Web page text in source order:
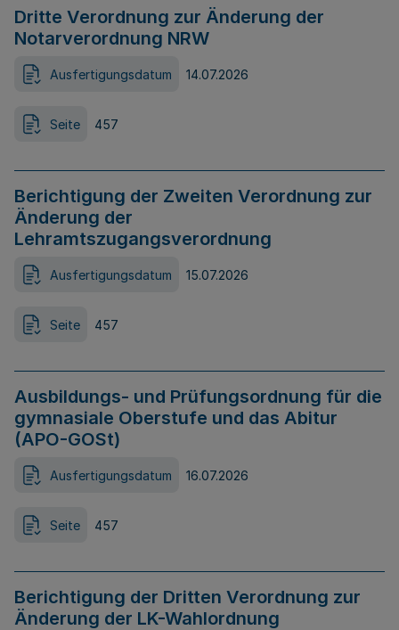
Dritte Verordnung zur Änderung der
Notarverordnung NRW
Ausfertigungsdatum 14.07.2026
Seite 457
Berichtigung der Zweiten Verordnung zur
Änderung der
Lehramtszugangsverordnung
Ausfertigungsdatum 15.07.2026
Seite 457
Ausbildungs- und Prüfungsordnung für die
gymnasiale Oberstufe und das Abitur
(APO-GOSt)
Ausfertigungsdatum 16.07.2026
Seite 457
Berichtigung der Dritten Verordnung zur
Änderung der LK-Wahlordnung